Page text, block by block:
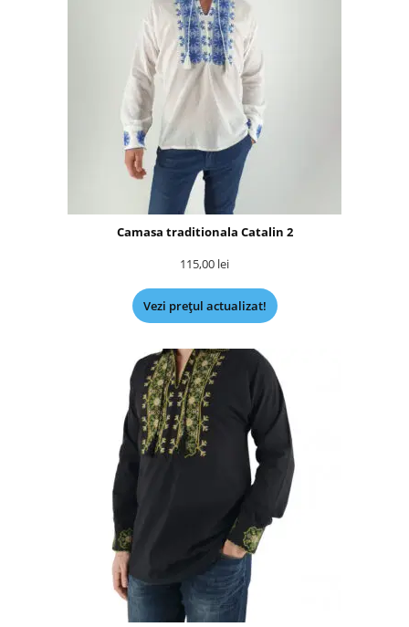
Camasa traditionala Catalin 2
115,00 lei
Vezi prețul actualizat!